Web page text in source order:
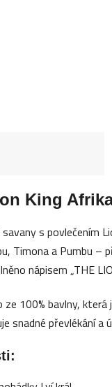
King
s povlečením
Timona a Pumbu –
nápisem „THE
ze 100% bavlny,
snadné převlékání a